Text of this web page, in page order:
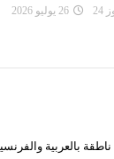
بالعربية